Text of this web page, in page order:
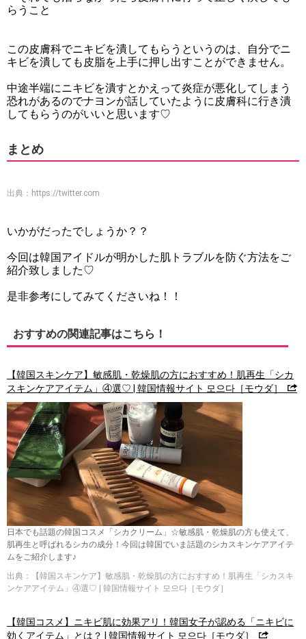
らうこと
この皮膚科でニキビを潰してもらうというのは、自分でニ
キビを潰しても皮脂を上手に押し出すことができません。
中途半端にニキビを潰すとかえって炎症が悪化してしまう
恐れがあるのでナヨンが話していたように皮膚科に行き潰
してもらうのがいいと思います♡
まとめ
出典： https://twitter.com
いかがだったでしょうか？？
今回は韓国アイドルが明かした肌トラブルを防ぐ方法をご
紹介致しました♡
是非参考にしてみてくださいね！！
おすすめの関連記事はこちら！
【韓国スキンケア】敏感肌・乾燥肌の方におすすめ！肌再生「シカ
スキンケアアイテム」④選♡ | 韓国情報サイト 모으다［モウダ］
日本でも話題の韓国コスメ「シカクリーム」☆敏感肌・乾燥肌の方も使えて、
肌再生と呼ばれるシカの成分！今回は韓国でいま話題のシカスキンケアアイテ
ムをご紹介します♪
出典：【韓国スキンケア】敏感肌・乾燥肌の方におすすめ！肌再生「シカスキ
ンケアアイテム」④選♡ | 韓国情報サイト 모으다［モウダ］
【韓国コスメ】ニキビ肌に効果アリ！韓国女子が認める「ニキビに
効くアイテム」とは？ | 韓国情報サイト 모으다［モウダ］